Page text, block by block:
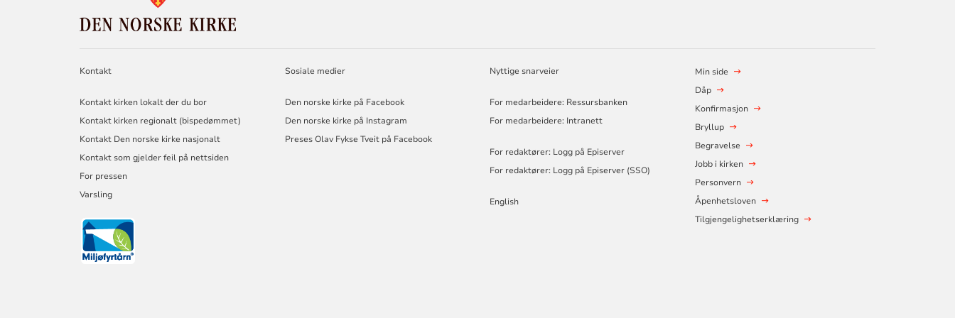
NORSKE
KIRKE
Kontakt
Kontakt kirken lokalt der du bor
Kontakt kirken regionalt (bispedømmet)
Kontakt Den norske kirke nasjonalt
Kontakt som gjelder feil på nettsiden
For pressen
Varsling
Sosiale medier
Den norske kirke på Facebook
Den norske kirke på Instagram
Preses Olav Fykse Tveit på Facebook
Nyttige snarveier
For medarbeidere: Ressursbanken
For medarbeidere: Intranett
For redaktører: Logg på Episerver
For redaktører: Logg på Episerver (SSO)
English
Min side
Dåp
Konfirmasjon
Bryllup
Begravelse
Jobb i kirken
Personvern
Åpenhetsloven
Tilgjengelighetserklæring